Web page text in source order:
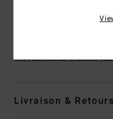
38% EVA recyclé 33%
Traçabilité du produit
Livraison & Retours